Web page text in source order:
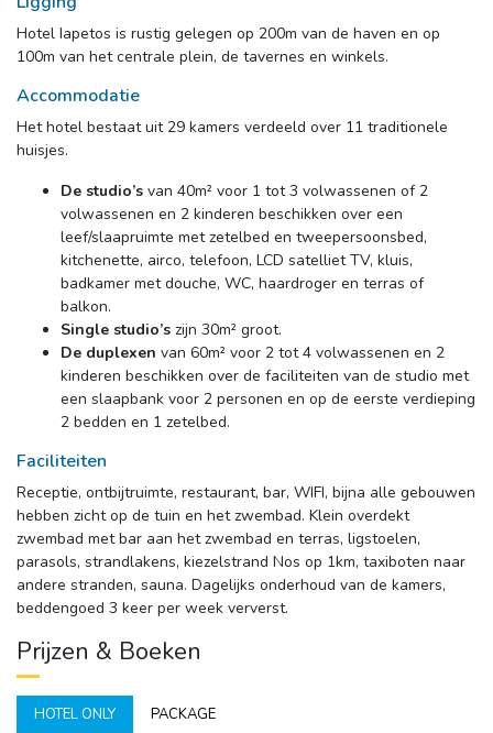
Hotel Iapetos is rustig gelegen op 200m van de haven en op
100m van het centrale plein, de tavernes en winkels.
Accommodatie
Het hotel bestaat uit 29 kamers verdeeld over 11 traditionele
huisjes.
De studio’s van 40m² voor 1 tot 3 volwassenen of 2
volwassenen en 2 kinderen beschikken over een
leef/slaapruimte met zetelbed en tweepersoonsbed,
kitchenette, airco, telefoon, LCD satelliet TV, kluis,
badkamer met douche, WC, haardroger en terras of
balkon.
Single studio’s zijn 30m² groot.
De duplexen van 60m² voor 2 tot 4 volwassenen en 2
kinderen beschikken over de faciliteiten van de studio met
een slaapbank voor 2 personen en op de eerste verdieping
2 bedden en 1 zetelbed.
Faciliteiten
Receptie, ontbijtruimte, restaurant, bar, WIFI, bijna alle gebouwen
hebben zicht op de tuin en het zwembad. Klein overdekt
zwembad met bar aan het zwembad en terras, ligstoelen,
parasols, strandlakens, kiezelstrand Nos op 1km, taxiboten naar
andere stranden, sauna. Dagelijks onderhoud van de kamers,
beddengoed 3 keer per week ververst.
Prijzen & Boeken
HOTEL ONLY PACKAGE